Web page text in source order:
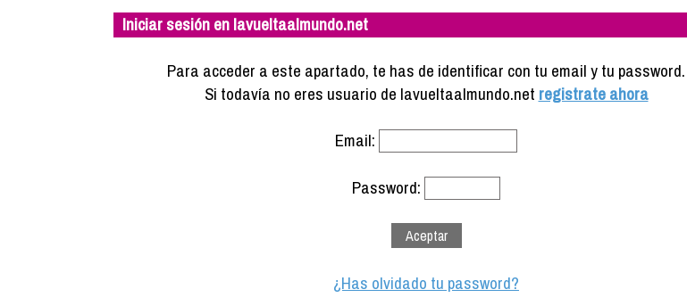
Iniciar sesión en lavueltaalmundo.net
Para acceder a este apartado, te has de identificar con tu email y tu password.
Si todavía no eres usuario de lavueltaalmundo.net registrate ahora
Email:
Password:
¿Has olvidado tu password?